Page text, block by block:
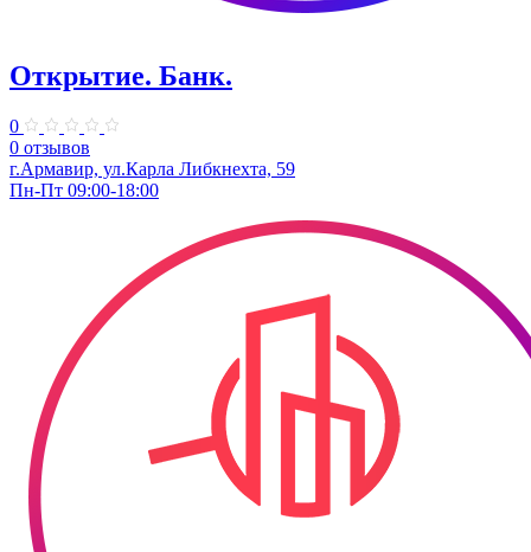
Открытие. Банк.
0
0 отзывов
г.Армавир, ул.Карла Либкнехта, 59
Пн-Пт 09:00-18:00